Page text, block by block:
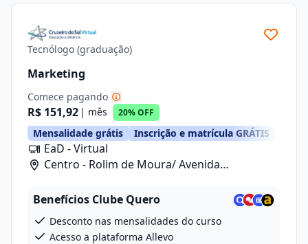
Tecnólogo (graduação)
Marketing
Comece pagando
R$ 151,92 | mês 20% OFF
Mensalidade grátis Inscrição e matrícula GRÁTIS
EaD - Virtual
Centro - Rolim de Moura/ Avenida
Benefícios Clube Quero
Desconto nas mensalidades do curso
Acesso a plataforma Allevo